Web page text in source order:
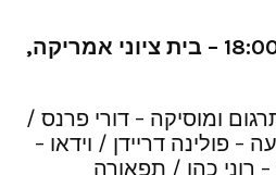
יום ד’ 16.9.26 בשעה 18:00 – בית ציוני אמריקה,
ומוסיקה – דורי פרנס /
– פולינה דריידן / וידאו –
רוני כהן / תפאורה